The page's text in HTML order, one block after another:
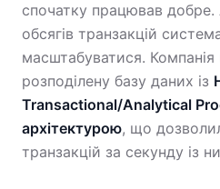
спочатку працював добре.
обсягів транзакцій
масштабуватися. Компанія
розподілену базу даних із
Transactional/Analytical
архітектурою, що
транзакцій за секунду із